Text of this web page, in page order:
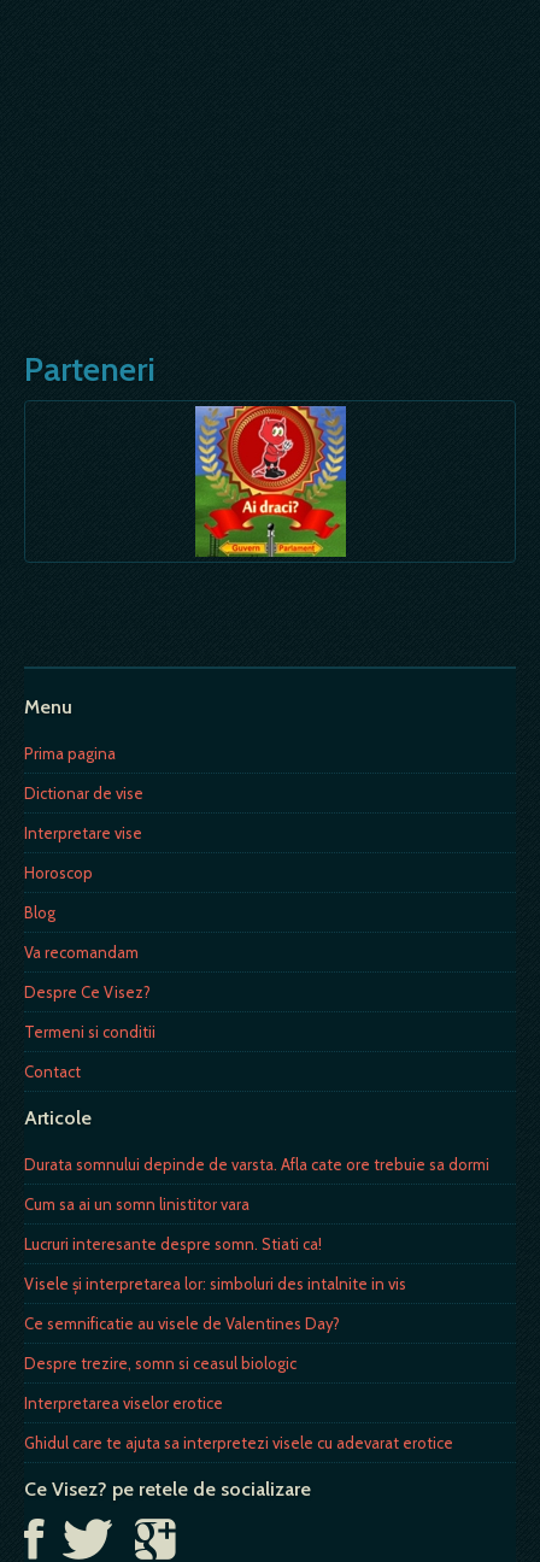
Parteneri
Menu
Prima pagina
Dictionar de vise
Interpretare vise
Horoscop
Blog
Va recomandam
Despre Ce Visez?
Termeni si conditii
Contact
Articole
Durata somnului depinde de varsta. Afla cate ore trebuie sa dormi
Cum sa ai un somn linistitor vara
Lucruri interesante despre somn. Stiati ca!
Visele și interpretarea lor: simboluri des intalnite in vis
Ce semnificatie au visele de Valentines Day?
Despre trezire, somn si ceasul biologic
Interpretarea viselor erotice
Ghidul care te ajuta sa interpretezi visele cu adevarat erotice
Ce Visez? pe retele de socializare